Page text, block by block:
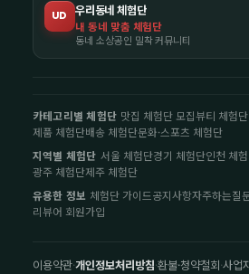
UD 우리동네 체험단
내 동네 맞춤 체험단
동네 소상공인 밀착 커뮤니티
카테고리별 체험단 맛집 체험단 모집뷰티 체험
제품 체험단배송 체험단문화·스포츠 체험단
지역별 체험단 서울 체험단경기 체험단인천 체
광주 체험단제주 체험단
유용한 정보 체험단 가이드공지사항자주하는질
리뷰어 회원가입
이용약관·개인정보처리방침·환불·청약철회·사업